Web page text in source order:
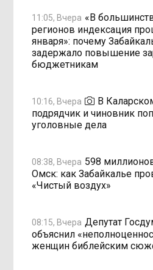
11:05, Вчера «В
регионов индексация
января»: почему
задержало повышение
бюджетникам
10:16, Вчера
В
подрядчик и чиновник
уголовные дела
08:38, Вчера 598
Омск: как Забайкалье
«Чистый воздух»
08:15, Вчера Депутат
объяснил
женщин библейским